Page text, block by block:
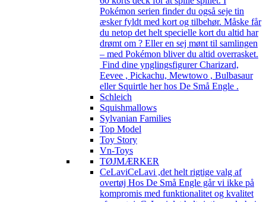
Pokémon serien finder du også seje tin
æsker fyldt med kort og tilbehør. Måske får
du netop det helt specielle kort du altid har
drømt om ? Eller en sej mønt til samlingen
– med Pokémon bliver du altid overrasket.
Find dine ynglingsfigurer Charizard,
Eevee , Pickachu, Mewtowo , Bulbasaur
eller Squirtle her hos De Små Engle .
Schleich
Squishmallows
Sylvanian Families
Top Model
Toy Story
Vn-Toys
TØJMÆRKER
CeLaviCeLavi ,det helt rigtige valg af
overtøj Hos De Små Engle går vi ikke på
kompromis med funktionalitet og kvalitet